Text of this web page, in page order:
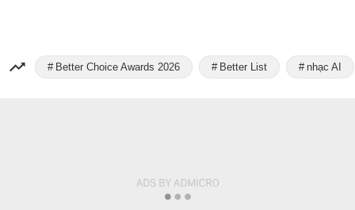
Better Choice Awards 2026 Better List nhạc AI